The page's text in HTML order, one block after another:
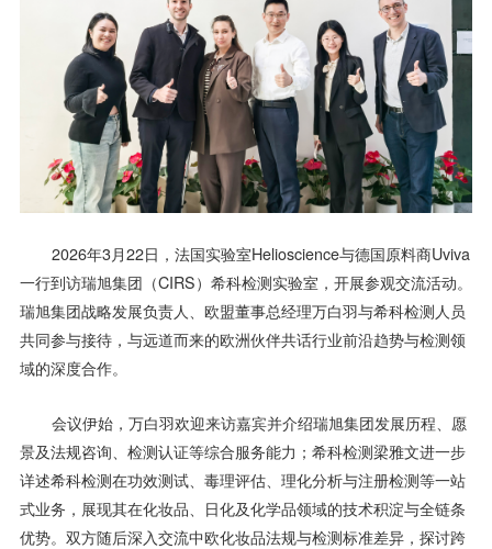
2026年3月22日，法国实验室Helioscience与德国原料商Uviva
一行到访瑞旭集团（CIRS）希科检测实验室，开展参观交流活动。
瑞旭集团战略发展负责人、欧盟董事总经理万白羽与希科检测人员
共同参与接待，与远道而来的欧洲伙伴共话行业前沿趋势与检测领
域的深度合作。
会议伊始，万白羽欢迎来访嘉宾并介绍瑞旭集团发展历程、愿
景及法规咨询、检测认证等综合服务能力；希科检测梁雅文进一步
详述希科检测在功效测试、毒理评估、理化分析与注册检测等一站
式业务，展现其在化妆品、日化及化学品领域的技术积淀与全链条
优势。双方随后深入交流中欧化妆品法规与检测标准差异，探讨跨